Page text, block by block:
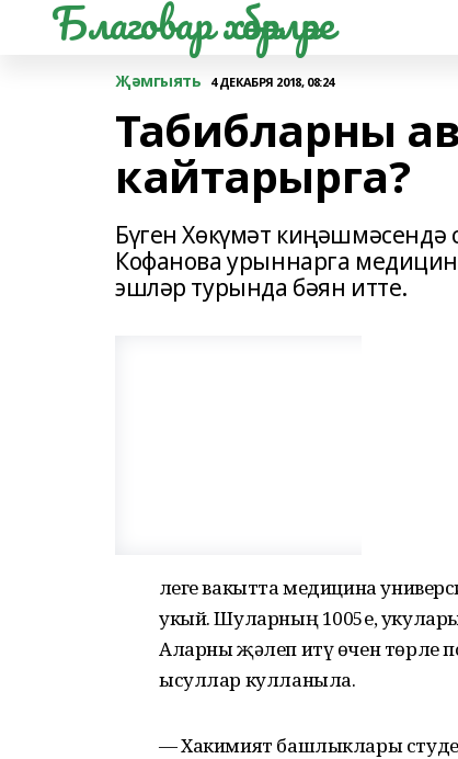
Благовар хәбәрләре
Җәмгыять 4 ДЕКАБРЯ 2018, 08:24
Табибларны
кайтарырга?
Бүген Хөкүмәт
Кофанова урыннарга
эшләр турында бәян итте.
Әлеге вакытта медицина
укый. Шуларның 1005е,
Аларны җәлеп итү өчен төрле
ысуллар кулланыла.
— Хакимият башлыклары